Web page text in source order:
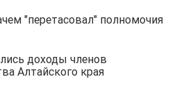
"перетасовал" полномочия
доходы членов
Алтайского края